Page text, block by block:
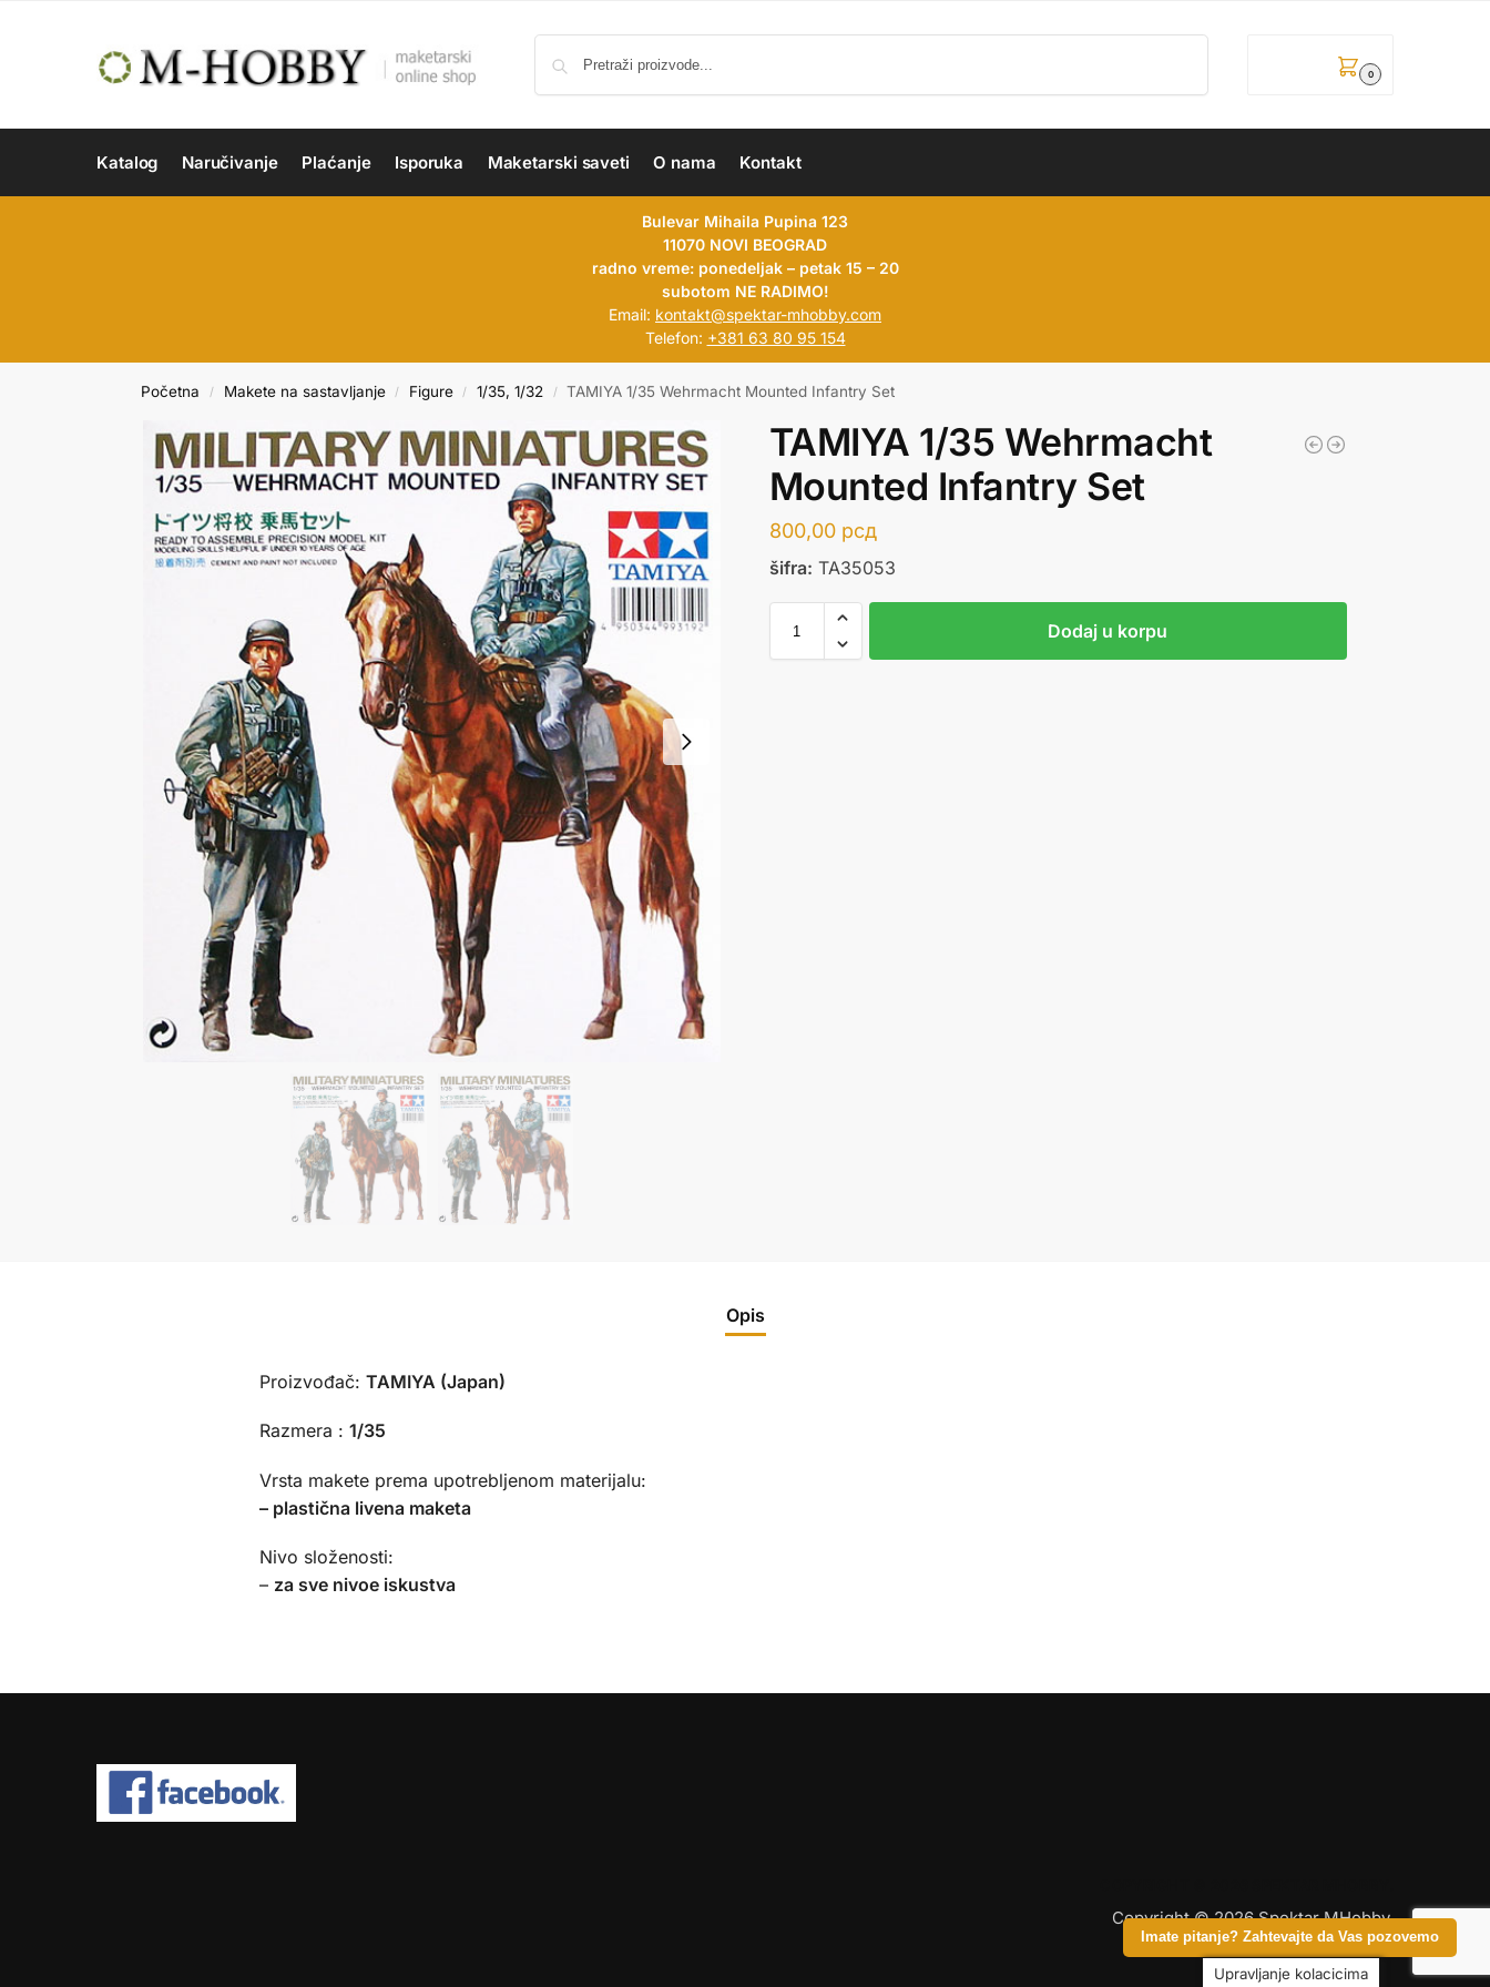
0
Katalog Naručivanje Plaćanje Isporuka Maketarski saveti O nama Kontakt
Bulevar Mihaila Pupina 123
11070 NOVI BEOGRAD
radno vreme: ponedeljak – petak 15 – 20
subotom NE RADIMO!
Email: kontakt@spektar-mhobby.com
Telefon: +381 63 80 95 154
Početna / Makete na sastavljanje / Figure / 1/35, 1/32 / TAMIYA 1/35 Wehrmacht Mounted Infantry Set
TAMIYA 1/35 Wehrmacht
Mounted Infantry Set
800,00 рсд
šifra: TA35053
Dodaj u korpu
Imate pitanje? Zahtevajte da Vas pozovemo
Opis
Proizvođač: TAMIYA (Japan)
Razmera : 1/35
Vrsta makete prema upotrebljenom materijalu:
– plastična livena maketa
Nivo složenosti:
– za sve nivoe iskustva
Copyright © 2026 Spektar MHobby.
All Rights Reserved.
Upravljanje kolacicima